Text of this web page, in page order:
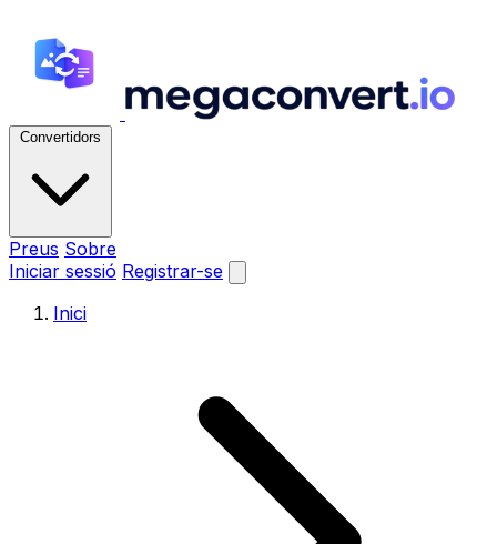
Convertidors
Preus Sobre
Iniciar sessió Registrar-se
Inici